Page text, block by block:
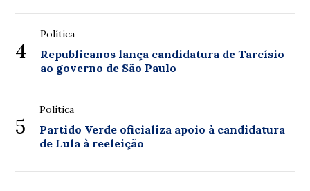
4
Política
Republicanos lança candidatura de Tarcísio
ao governo de São Paulo
5
Política
Partido Verde oficializa apoio à candidatura
de Lula à reeleição